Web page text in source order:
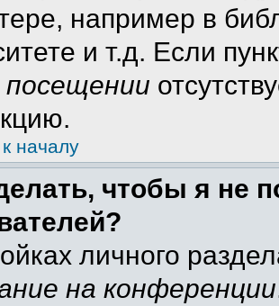
например в
и т.д. Если
началу
чтобы я не
личного
на конференции